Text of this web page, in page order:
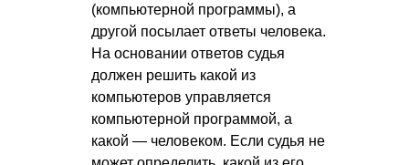
(компьютерной программы), а
другой посылает ответы человека.
На основании ответов судья
должен решить какой из
компьютеров управляется
компьютерной программой, а
какой — человеком. Если судья не